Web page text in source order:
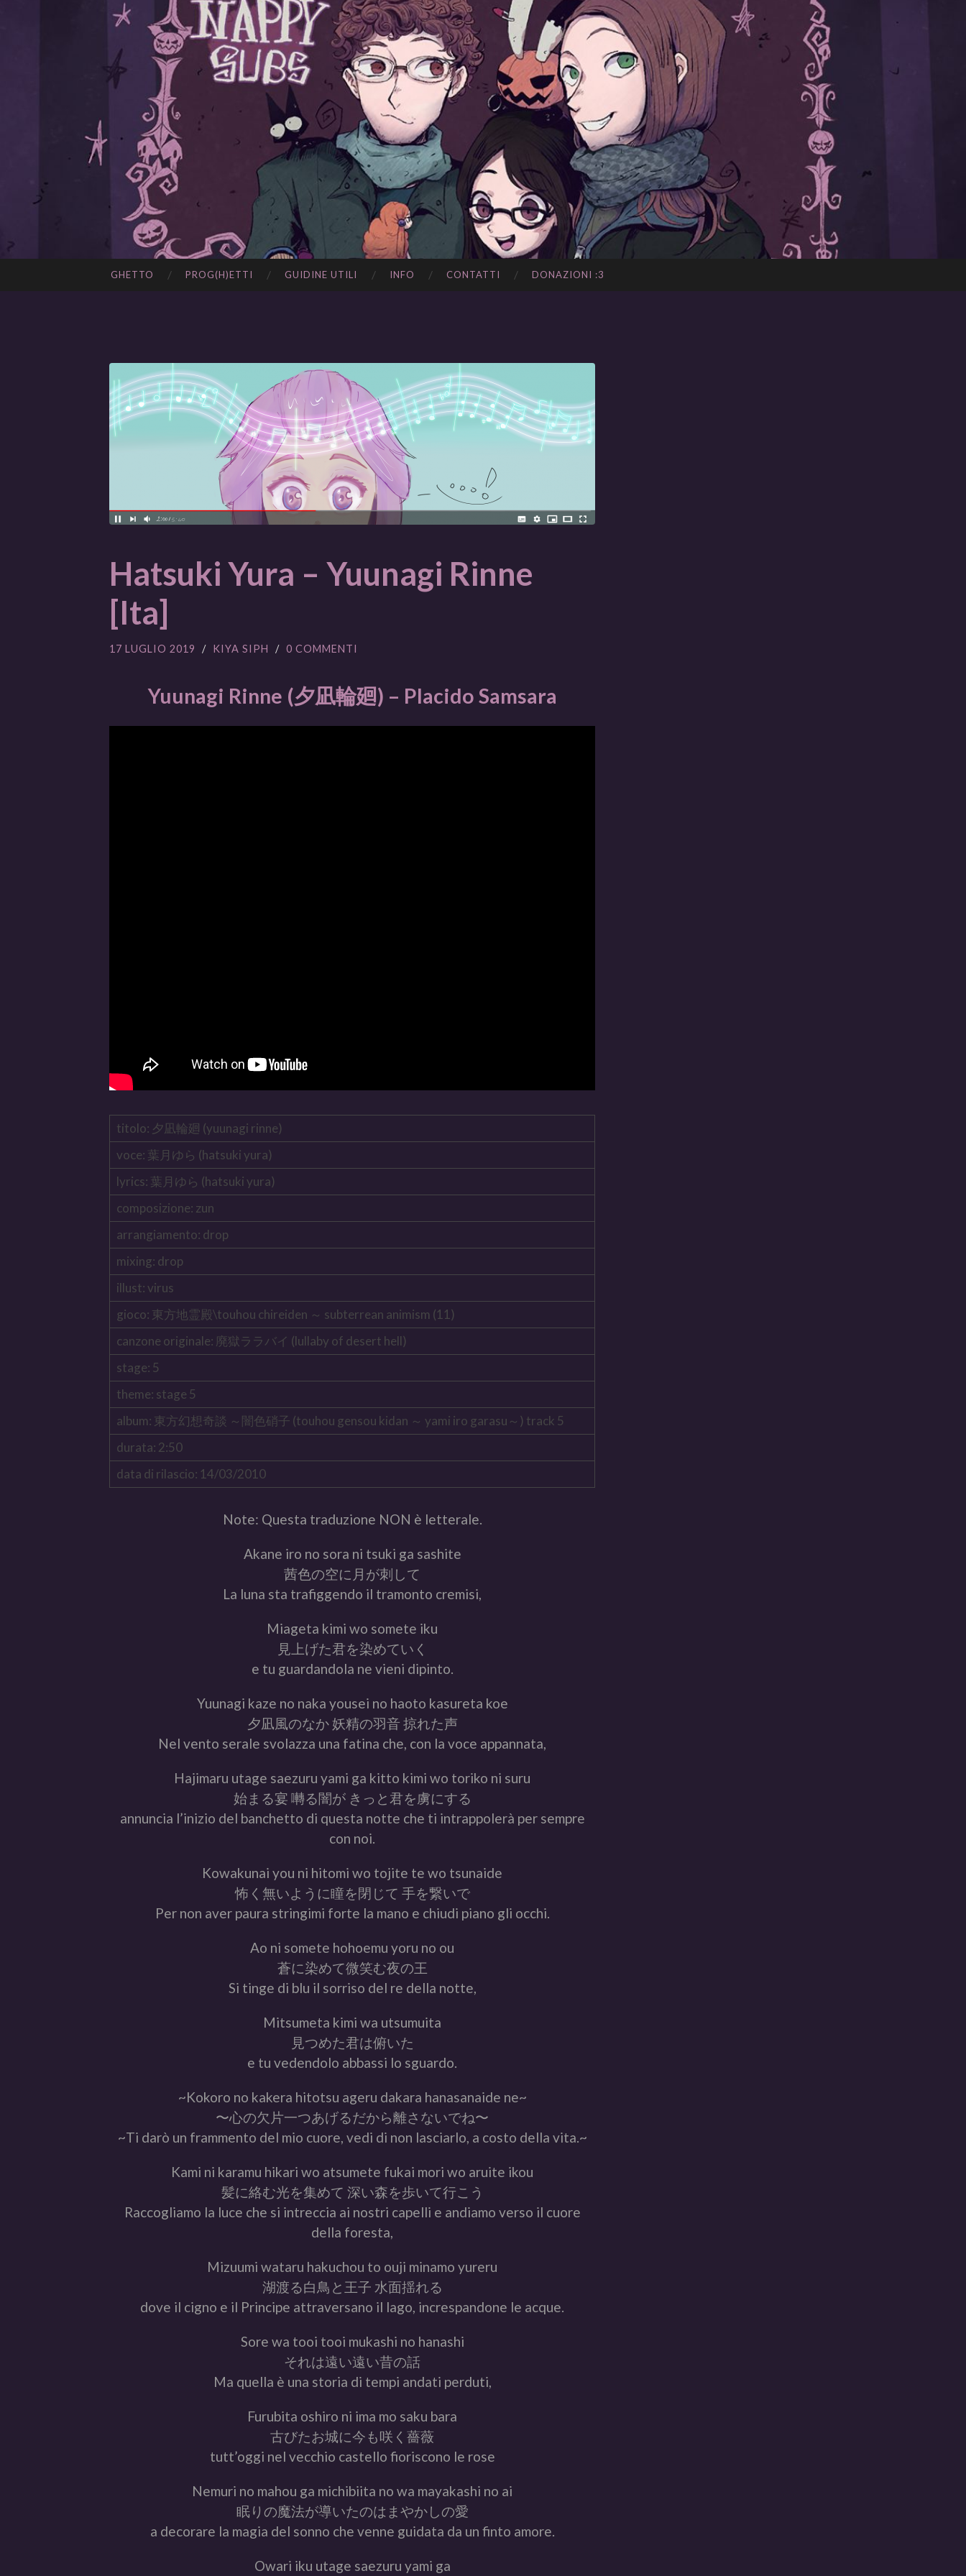
GHETTO PROG(H)ETTI GUIDINE UTILI INFO CONTATTI DONAZIONI :3
Hatsuki Yura – Yuunagi Rinne
[Ita]
17 LUGLIO 2019 / KIYA SIPH / 0 COMMENTI
Yuunagi Rinne (夕凪輪廻) – Placido Samsara
titolo: 夕凪輪廻 (yuunagi rinne)
voce: 葉月ゆら (hatsuki yura)
lyrics: 葉月ゆら (hatsuki yura)
composizione: zun
arrangiamento: drop
mixing: drop
illust: virus
gioco: 東方地霊殿\touhou chireiden ～ subterrean animism (11)
canzone originale: 廃獄ララバイ (lullaby of desert hell)
stage: 5
theme: stage 5
album: 東方幻想奇談 ～闇色硝子 (touhou gensou kidan ～ yami iro garasu～) track 5
durata: 2:50
data di rilascio: 14/03/2010
Note: Questa traduzione NON è letterale.
Akane iro no sora ni tsuki ga sashite
茜色の空に月が刺して
La luna sta trafiggendo il tramonto cremisi,
Miageta kimi wo somete iku
見上げた君を染めていく
e tu guardandola ne vieni dipinto.
Yuunagi kaze no naka yousei no haoto kasureta koe
夕凪風のなか 妖精の羽音 掠れた声
Nel vento serale svolazza una fatina che, con la voce appannata,
Hajimaru utage saezuru yami ga kitto kimi wo toriko ni suru
始まる宴 囀る闇が きっと君を虜にする
annuncia l’inizio del banchetto di questa notte che ti intrappolerà per sempre
con noi.
Kowakunai you ni hitomi wo tojite te wo tsunaide
怖く無いように瞳を閉じて 手を繋いで
Per non aver paura stringimi forte la mano e chiudi piano gli occhi.
Ao ni somete hohoemu yoru no ou
蒼に染めて微笑む夜の王
Si tinge di blu il sorriso del re della notte,
Mitsumeta kimi wa utsumuita
見つめた君は俯いた
e tu vedendolo abbassi lo sguardo.
~Kokoro no kakera hitotsu ageru dakara hanasanaide ne~
〜心の欠片一つあげるだから離さないでね〜
~Ti darò un frammento del mio cuore, vedi di non lasciarlo, a costo della vita.~
Kami ni karamu hikari wo atsumete fukai mori wo aruite ikou
髪に絡む光を集めて 深い森を歩いて行こう
Raccogliamo la luce che si intreccia ai nostri capelli e andiamo verso il cuore
della foresta,
Mizuumi wataru hakuchou to ouji minamo yureru
湖渡る白鳥と王子 水面揺れる
dove il cigno e il Principe attraversano il lago, increspandone le acque.
Sore wa tooi tooi mukashi no hanashi
それは遠い遠い昔の話
Ma quella è una storia di tempi andati perduti,
Furubita oshiro ni ima mo saku bara
古びたお城に今も咲く薔薇
tutt’oggi nel vecchio castello fioriscono le rose
Nemuri no mahou ga michibiita no wa mayakashi no ai
眠りの魔法が導いたのはまやかしの愛
a decorare la magia del sonno che venne guidata da un finto amore.
Owari iku utage saezuru yami ga